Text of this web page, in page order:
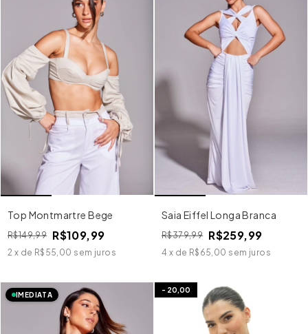
Top Montmartre Bege
R$149,99 R$109,99
2 x de R$55,00 sem juros
Saia Eiffel Longa Branca
R$379,99 R$259,99
4 x de R$65,00 sem juros
IMEDIATA
- 20,00